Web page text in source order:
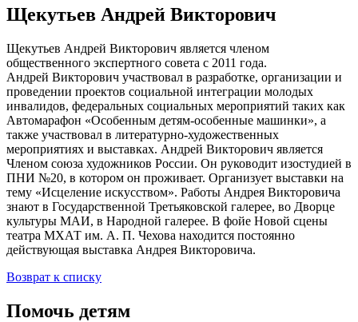
Щекутьев Андрей Викторович
Щекутьев Андрей Викторович является членом
общественного экспертного совета с 2011 года.
Андрей Викторович участвовал в разработке, организации и
проведении проектов социальной интеграции молодых
инвалидов, федеральных социальных мероприятий таких как
Автомарафон «Особенным детям-особенные машинки», а
также участвовал в литературно-художественных
мероприятиях и выставках. Андрей Викторович является
Членом союза художников России. Он руководит изостудией в
ПНИ №20, в котором он проживает. Организует выставки на
тему «Исцеление искусством». Работы Андрея Викторовича
знают в Государственной Третьяковской галерее, во Дворце
культуры МАИ, в Народной галерее. В фойе Новой сцены
театра МХАТ им. А. П. Чехова находится постоянно
действующая выставка Андрея Викторовича.
Возврат к списку
Помочь детям